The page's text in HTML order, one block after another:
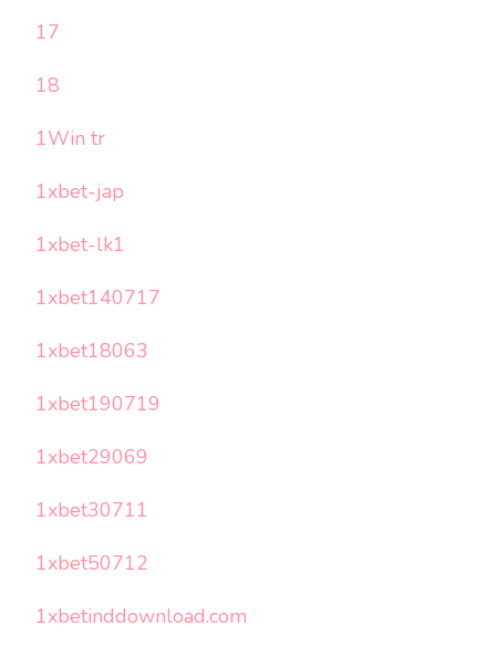
17
18
1Win tr
1xbet-jap
1xbet-lk1
1xbet140717
1xbet18063
1xbet190719
1xbet29069
1xbet30711
1xbet50712
1xbetinddownload.com